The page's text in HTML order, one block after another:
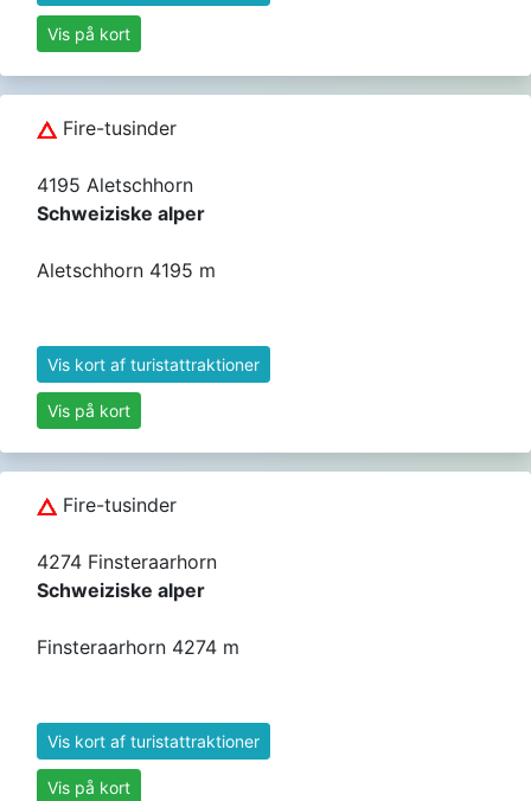
Vis på kort
Fire-tusinder
4195 Aletschhorn
Schweiziske alper
Aletschhorn 4195 m
Vis kort af turistattraktioner
Vis på kort
Fire-tusinder
4274 Finsteraarhorn
Schweiziske alper
Finsteraarhorn 4274 m
Vis kort af turistattraktioner
Vis på kort